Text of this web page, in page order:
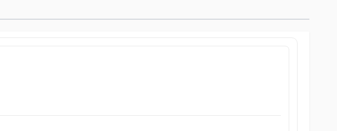
inifrån och ut. Formerna från populära porrstjärnor ser fantastiska ut och
material som inte bara känns bra, men som även tål slitage.